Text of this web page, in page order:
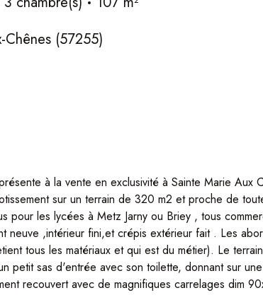
Chênes (57255)
à la vente en exclusivité à Sainte Marie
sur un terrain de 320 m2 et proche de
pour les lycées à Metz Jarny ou Briey , tous
neuve ,intérieur fini,et crépis extérieur fait . Les
tous les matériaux et qui est du métier). Le
petit sas d'entrée avec son toilette, donnant sur
recouvert avec de magnifiques carrelages dim